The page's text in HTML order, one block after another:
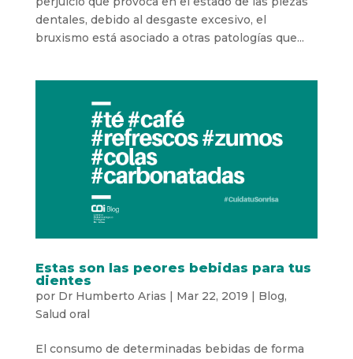
dentales, debido al desgaste excesivo, el
bruxismo está asociado a otras patologías que...
Estas son las peores bebidas para tus
dientes
por Dr Humberto Arias Mar 22, 2019 Blog,
Salud oral
El consumo de determinadas bebidas de forma